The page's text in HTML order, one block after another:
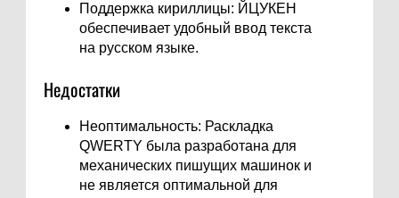
Поддержка кириллицы: ЙЦУКЕН
обеспечивает удобный ввод текста
на русском языке.
Недостатки
Неоптимальность: Раскладка
QWERTY была разработана для
механических пишущих машинок и
не является оптимальной для